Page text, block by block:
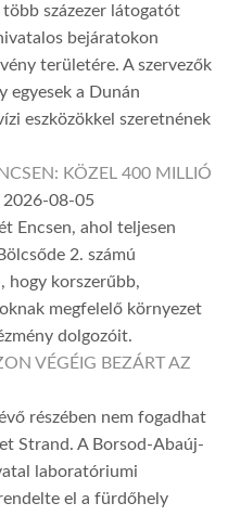
százezer látogatót
bejáratokon
területére. A szervezők
egyesek a Dunán
eszközökkel szeretnének
KÖZEL 400 MILLIÓ
2026-08-05
Encsen, ahol teljesen
2. számú
hogy korszerűbb,
megfelelő környezet
dolgozóit.
VÉGÉIG BEZÁRT AZ
részében nem fogadhat
Strand. A Borsod-Abaúj-
laboratóriumi
el a fürdőhely